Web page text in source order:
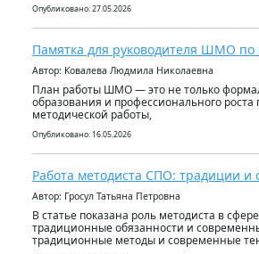
Опубликовано: 27.05.2026
Памятка для руководителя ШМО
Автор: Ковалева Людмила Николаевна
План работы ШМО — это не только
образования и профессионального
методической работы,
Опубликовано: 16.05.2026
Работа методиста СПО: традиции и
Автор: Гросул Татьяна Петровна
В статье показана роль методиста в
традиционные обязанности и
традиционные методы и современные